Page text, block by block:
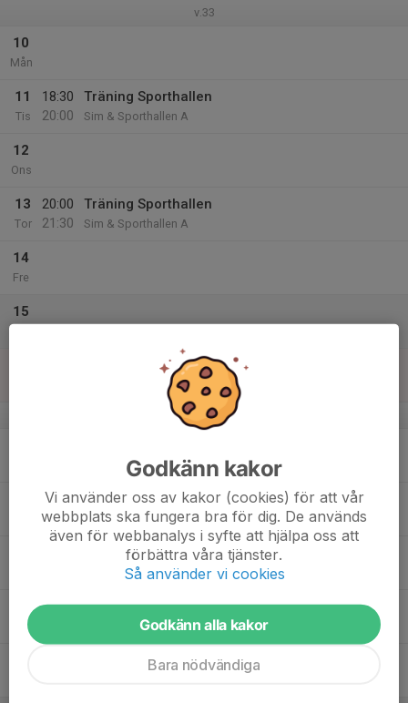
v.33
10
Mån
11
Tis
18:30
20:00
Träning Sporthallen
Sim & Sporthallen A
12
Ons
13
Tor
20:00
21:30
Träning Sporthallen
Sim & Sporthallen A
14
Fre
15
v.34
Tor
Godkänn kakor
Vi använder oss av kakor (cookies) för att vår
webbplats ska fungera bra för dig. De används
även för webbanalys i syfte att hjälpa oss att
förbättra våra tjänster.
Så använder vi cookies
Godkänn alla kakor
Bara nödvändiga